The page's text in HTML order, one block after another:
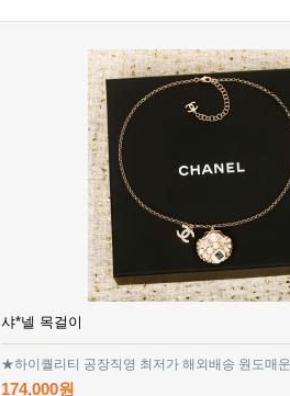
샤*넬 목걸이
★하이퀄리티 공장직영 최저가 해외배송 원도매
174,000원